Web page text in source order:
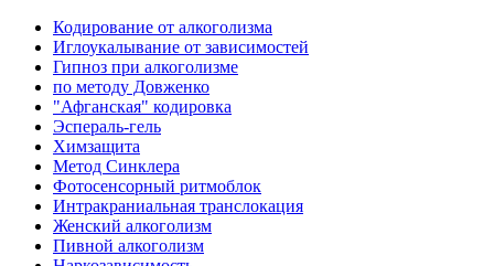
Кодирование от алкоголизма
Иглоукалывание от зависимостей
Гипноз при алкоголизме
по методу Довженко
"Афганская" кодировка
Эспераль-гель
Химзащита
Метод Синклера
Фотосенсорный ритмоблок
Интракраниальная транслокация
Женский алкоголизм
Пивной алкоголизм